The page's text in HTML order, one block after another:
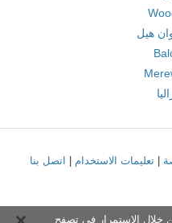
هيل
|تعليمات الاستخدام اتصل بنا
خلال الاستمرار في تصفح